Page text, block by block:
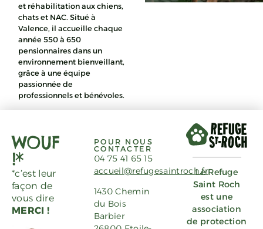
et réhabilitation aux chiens,
chats et NAC. Situé à
Valence, il accueille chaque
année 550 à 650
pensionnaires dans un
environnement bienveillant,
grâce à une équipe
passionnée de
professionnels et bénévoles.
WOUF
!*
*c’est leur
façon de
vous dire
MERCI !
POUR NOUS
CONTACTER
04 75 41 65 15
accueil@refugesaintroch.fr
1430 Chemin
du Bois
Barbier
Le Refuge
Saint Roch
est une
association
de protection